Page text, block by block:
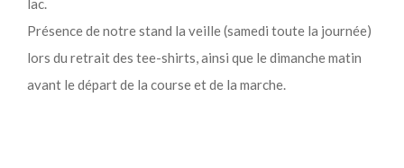
lac.
Présence de notre stand la veille (samedi toute la journée)
lors du retrait des tee-shirts, ainsi que le dimanche matin
avant le départ de la course et de la marche.